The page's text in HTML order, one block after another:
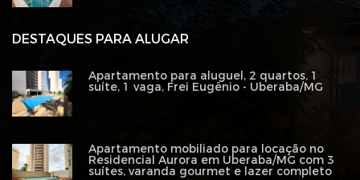
DESTAQUES PARA ALUGAR
Apartamento para aluguel, 2 quartos, 1
suíte, 1 vaga, Frei Eugênio - Uberaba/MG
Apartamento mobiliado para locação no
Residencial Aurora em Uberaba/MG com 3
suítes, varanda gourmet e lazer completo